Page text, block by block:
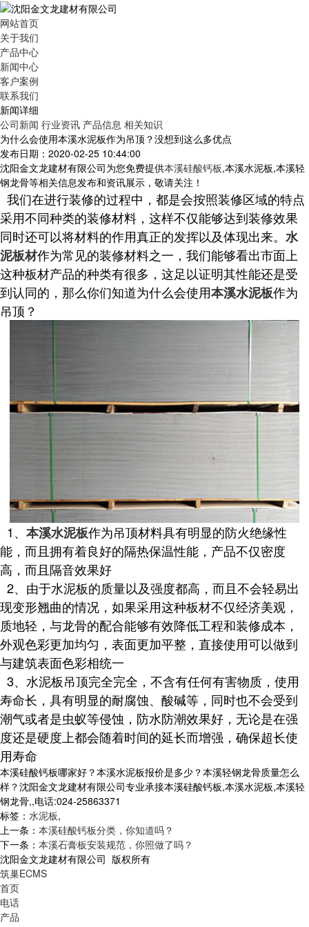
网站首页
关于我们
产品中心
新闻中心
客户案例
联系我们
新闻详细
公司新闻 行业资讯 产品信息 相关知识
为什么会使用本溪水泥板作为吊顶？没想到这么多优点
发布日期：2020-02-25 10:44:00
沈阳金文龙建材有限公司为您免费提供本溪硅酸钙板,本溪水泥板,本溪轻
钢龙骨等相关信息发布和资讯展示，敬请关注！
我们在进行装修的过程中，都是会按照装修区域的特点
采用不同种类的装修材料，这样不仅能够达到装修效果
同时还可以将材料的作用真正的发挥以及体现出来。 水
泥板材作为常见的装修材料之一，我们能够看出市面上
这种板材产品的种类有很多，这足以证明其性能还是受
到认同的，那么你们知道为什么会使用本溪水泥板作为
吊顶？
1、 本溪水泥板作为吊顶材料具有明显的防火绝缘性
能，而且拥有着良好的隔热保温性能，产品不仅密度
高，而且隔音效果好
2、由于水泥板的质量以及强度都高，而且不会轻易出
现变形翘曲的情况，如果采用这种板材不仅经济美观，
质地轻，与龙骨的配合能够有效降低工程和装修成本，
外观色彩更加均匀，表面更加平整，直接使用可以做到
与建筑表面色彩相统一
3、水泥板吊顶完全完全，不含有任何有害物质，使用
寿命长，具有明显的耐腐蚀、酸碱等，同时也不会受到
潮气或者是虫蚁等侵蚀，防水防潮效果好，无论是在强
度还是硬度上都会随着时间的延长而增强，确保超长使
用寿命
本溪硅酸钙板哪家好？本溪水泥板报价是多少？本溪轻钢龙骨质量怎么
样？沈阳金文龙建材有限公司专业承接本溪硅酸钙板,本溪水泥板,本溪轻
钢龙骨,,电话:024-25863371
标签： 水泥板,
上一条： 本溪硅酸钙板分类，你知道吗？
下一条： 本溪石膏板安装规范，你照做了吗？
沈阳金文龙建材有限公司 版权所有
筑巢ECMS
首页
电话
产品